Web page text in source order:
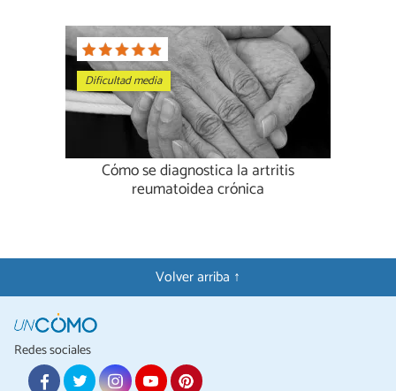
Dificultad media
Cómo se diagnostica la artritis
reumatoidea crónica
Volver arriba ↑
Redes sociales